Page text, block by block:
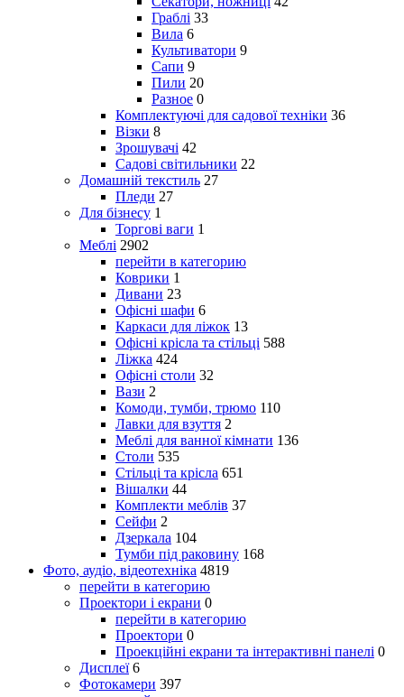
Граблі 33
Вила 6
Культиватори 9
Сапи 9
Пили 20
Разное 0
Комплектуючі для садової техніки 36
Візки 8
Зрошувачі 42
Садові світильники 22
Домашній текстиль 27
Пледи 27
Для бізнесу 1
Торгові ваги 1
Меблі 2902
перейти в категорию
Коврики 1
Дивани 23
Офісні шафи 6
Каркаси для ліжок 13
Офісні крісла та стільці 588
Ліжка 424
Офісні столи 32
Вази 2
Комоди, тумби, трюмо 110
Лавки для взуття 2
Меблі для ванної кімнати 136
Столи 535
Стільці та крісла 651
Вішалки 44
Комплекти меблів 37
Сейфи 2
Дзеркала 104
Тумби під раковину 168
Фото, аудіо, відеотехніка 4819
перейти в категорию
Проектори і екрани 0
перейти в категорию
Проектори 0
Проекційні екрани та інтерактивні панелі 0
Дисплеї 6
Фотокамери 397